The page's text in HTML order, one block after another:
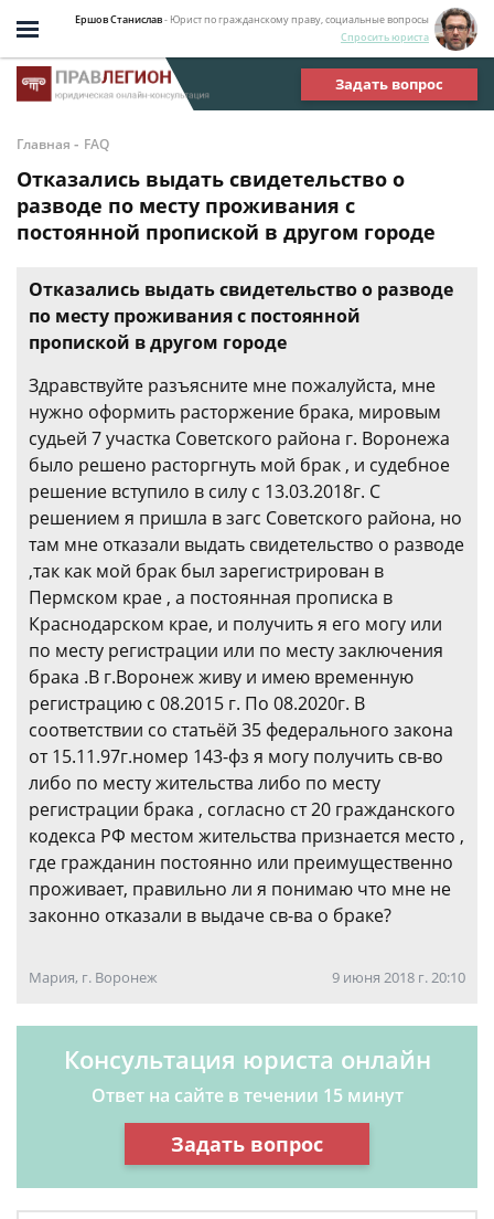
Ершов Станислав- Юрист по гражданскому праву, социальные вопросы
Спросить юриста
Задать вопрос
Главная - FAQ
Отказались выдать свидетельство о
разводе по месту проживания с
постоянной пропиской в другом городе
Отказались выдать свидетельство о разводе
по месту проживания с постоянной
пропиской в другом городе
Здравствуйте разъясните мне пожалуйста, мне
нужно оформить расторжение брака, мировым
судьей 7 участка Советского района г. Воронежа
было решено расторгнуть мой брак , и судебное
решение вступило в силу с 13.03.2018г. С
решением я пришла в загс Советского района, но
там мне отказали выдать свидетельство о разводе
,так как мой брак был зарегистрирован в
Пермском крае , а постоянная прописка в
Краснодарском крае, и получить я его могу или
по месту регистрации или по месту заключения
брака .В г.Воронеж живу и имею временную
регистрацию с 08.2015 г. По 08.2020г. В
соответствии со статьёй 35 федерального закона
от 15.11.97г.номер 143-фз я могу получить св-во
либо по месту жительства либо по месту
регистрации брака , согласно ст 20 гражданского
кодекса РФ местом жительства признается место ,
где гражданин постоянно или преимущественно
проживает, правильно ли я понимаю что мне не
законно отказали в выдаче св-ва о браке?
Мария, г. Воронеж 9 июня 2018 г. 20:10
Консультация юриста онлайн
Ответ на сайте в течении 15 минут
Задать вопрос